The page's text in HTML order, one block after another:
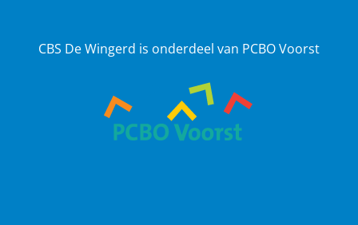
CBS De Wingerd is onderdeel van PCBO Voorst